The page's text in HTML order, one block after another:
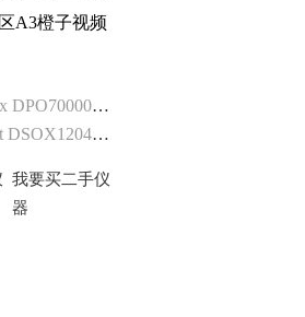
A3橙子视频
系列示波器无法开机维修
波器按键无反应故障维修
我要买二手仪
器